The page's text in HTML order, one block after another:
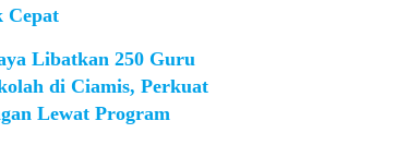
Cepat
Libatkan 250 Guru
di Ciamis, Perkuat
Lewat Program